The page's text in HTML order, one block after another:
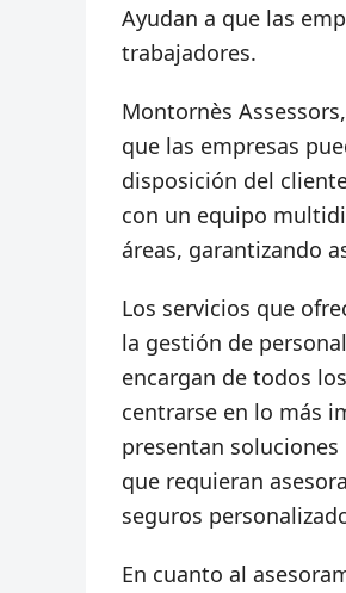
Ayudan a que las
trabajadores.
Montornès
que las empresas
disposición del
con un equipo
áreas, garantizando
Los servicios que
la gestión de
encargan de todos
centrarse en lo más
presentan soluciones
que requieran
seguros
En cuanto al